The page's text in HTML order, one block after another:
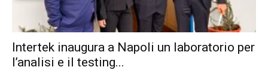
Intertek inaugura a Napoli un laboratorio per
l’analisi e il testing...